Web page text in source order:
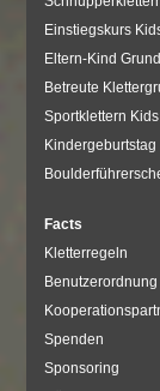
Einstiegskurs
Eltern-Kind
Betreute
Sportklettern Kids
Kindergeburtstag
Facts
Kletterregeln
Benutzerordnung
Spenden
Sponsoring